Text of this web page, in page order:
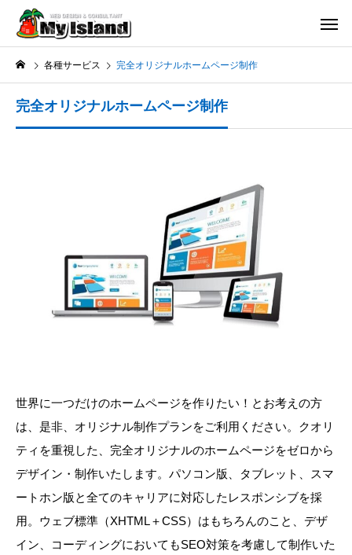
各種サービス 完全オリジナルホームページ制作
完全オリジナルホームページ制作
世界に一つだけのホームページを作りたい！とお考えの方
は、是非、オリジナル制作プランをご利用ください。クオリ
ティを重視した、完全オリジナルのホームページをゼロから
デザイン・制作いたします。パソコン版、タブレット、スマ
ートホン版と全てのキャリアに対応したレスポンシブを採
用。ウェブ標準（XHTML＋CSS）はもちろんのこと、デザ
イン、コーディングにおいてもSEO対策を考慮して制作いた